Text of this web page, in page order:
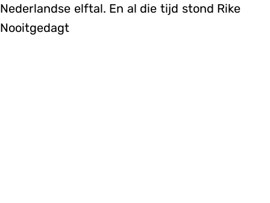
Nederlandse elftal. En al die tijd stond Rike
Nooitgedagt